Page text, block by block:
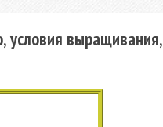
условия выращивания,